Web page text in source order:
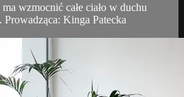
wzmocnić całe ciało w duchu
Prowadząca: Kinga Patecka